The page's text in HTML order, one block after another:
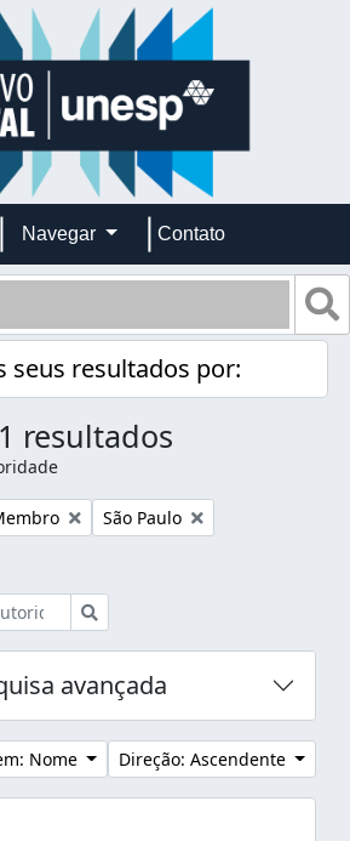
Navegar Contato
seus resultados por:
resultados
filtro:Remover filtro:
São Paulo
avançada
Nome Direção: Ascendente